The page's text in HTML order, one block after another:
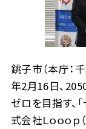
銚子市（本庁：
年2月16日、
ゼロを目指す、
式会社Ｌｏｏｏ